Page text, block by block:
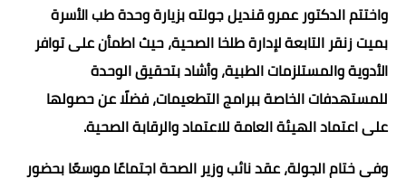
واختتم الدكتور عمرو قنديل جولته بزيارة وحدة طب الأسرة
بميت زنقر التابعة لإدارة طلخا الصحية، حيث اطمأن على توافر
الأدوية والمستلزمات الطبية، وأشاد بتحقيق الوحدة
للمستهدفات الخاصة ببرامج التطعيمات، فضلًا عن حصولها
على اعتماد الهيئة العامة للاعتماد والرقابة الصحية.
وفي ختام الجولة، عقد نائب وزير الصحة اجتماعًا موسعًا بحضور